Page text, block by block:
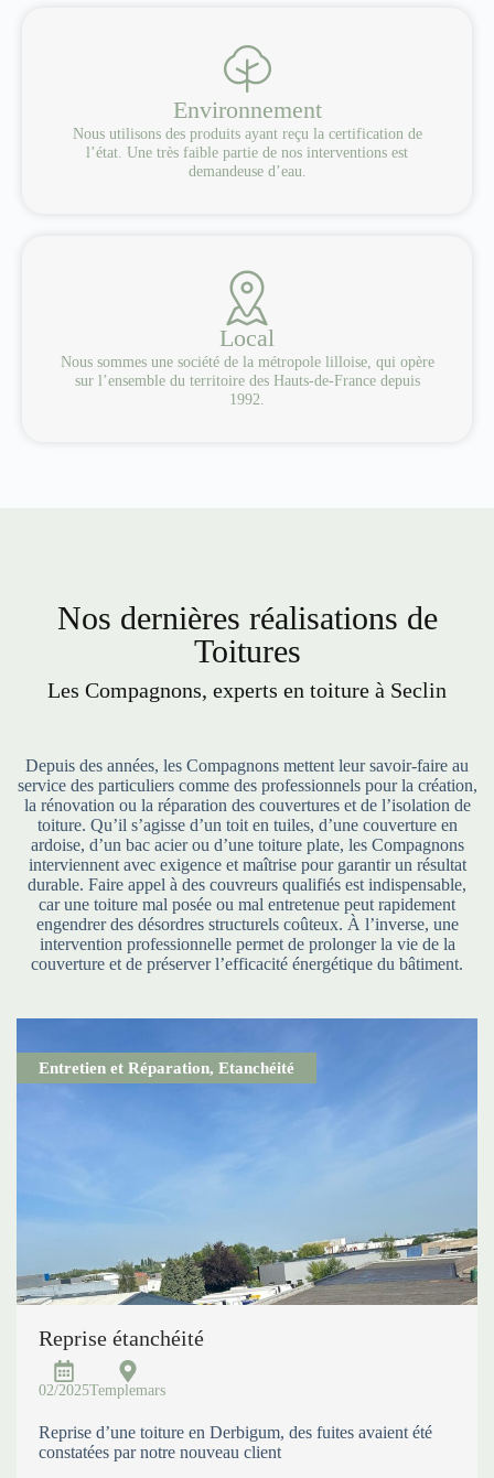
Environnement
Nous utilisons des produits ayant reçu la certification de
l’état. Une très faible partie de nos interventions est
demandeuse d’eau.
Local
Nous sommes une société de la métropole lilloise, qui opère
sur l’ensemble du territoire des Hauts-de-France depuis
1992.
Nos dernières réalisations de
Toitures
Les Compagnons, experts en toiture à Seclin
Depuis des années, les Compagnons mettent leur savoir-faire au
service des particuliers comme des professionnels pour la création,
la rénovation ou la réparation des couvertures et de l’isolation de
toiture. Qu’il s’agisse d’un toit en tuiles, d’une couverture en
ardoise, d’un bac acier ou d’une toiture plate, les Compagnons
interviennent avec exigence et maîtrise pour garantir un résultat
durable. Faire appel à des couvreurs qualifiés est indispensable,
car une toiture mal posée ou mal entretenue peut rapidement
engendrer des désordres structurels coûteux. À l’inverse, une
intervention professionnelle permet de prolonger la vie de la
couverture et de préserver l’efficacité énergétique du bâtiment.
Entretien et Réparation, Etanchéité
Reprise étanchéité
02/2025Templemars
Reprise d’une toiture en Derbigum, des fuites avaient été
constatées par notre nouveau client